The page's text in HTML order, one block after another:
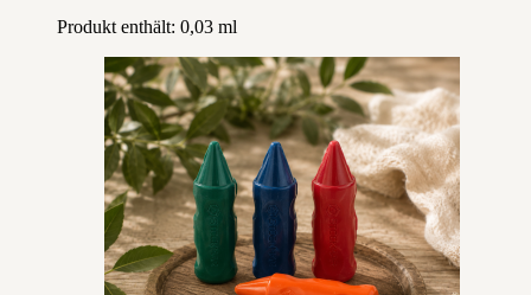
Produkt enthält: 0,03 ml